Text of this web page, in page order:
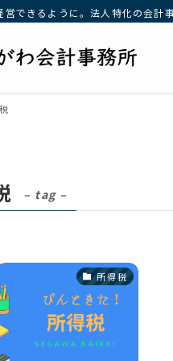
営できるように。法人特化の会計
– tag –
所得税